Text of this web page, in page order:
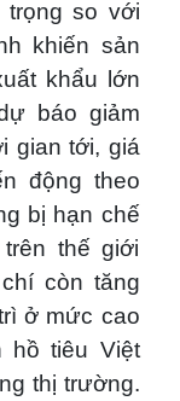
trọng so với
khiến sản
khẩu lớn
báo giảm
gian tới, giá
động theo
bị hạn chế
thế giới
còn tăng
ở mức cao
hồ tiêu Việt
thị trường.